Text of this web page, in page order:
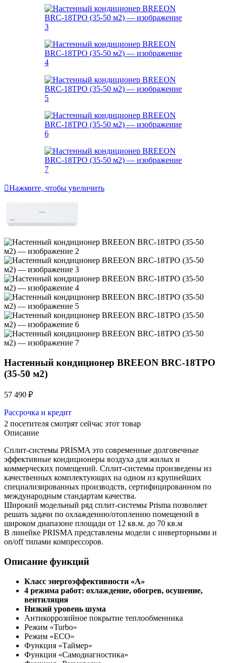
Нажмите, чтобы увеличить
Настенный кондиционер BREEON BRC-18TPO
(35-50 м2)
57 490 ₽
Рассрочка и кредит
2 посетителя смотрят сейчас этот товар
Описание
Сплит-системы PRISMA это современные долговечные
эффективные кондиционеры воздуха для жилых и
коммерческих помещений. Сплит-системы произведены из
качественных комплектующих на одном из крупнейших
специализированных производств, сертифицированном по
международным стандартам качества.
Широкий модельный ряд сплит-системы Prisma позволяет
решать задачи по охлаждению/отоплению помещений в
широком диапазоне площади от 12 кв.м. до 70 кв.м
В линейке PRISMA представлены модели с инверторными и
on/off типами компрессоров.
Описание функций
Класс энергоэффективности «А»
4 режима работ: охлаждение, обогрев, осушение,
вентиляция
Низкий уровень шума
Антикоррозийное покрытие теплообменника
Режим «Turbo»
Режим «ECO»
Функция «Таймер»
Функция «Самодиагностика»